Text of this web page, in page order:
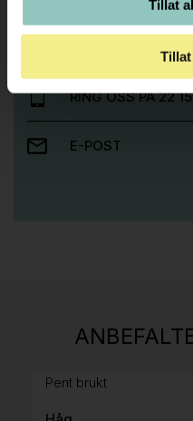
Tillat
RING OSS PÅ 22
E-POST
Pent brukt